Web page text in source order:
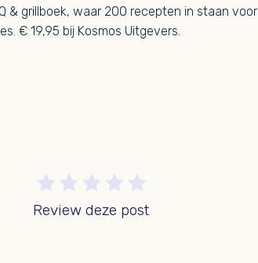
& grillboek, waar 200 recepten in staan
€ 19,95 bij Kosmos Uitgevers.
Review deze post